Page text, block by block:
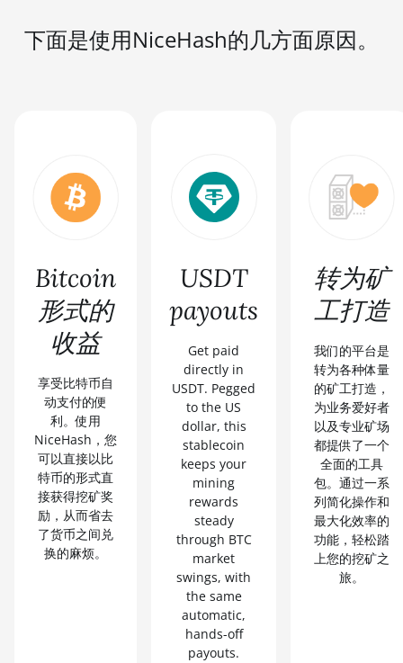
下面是使用NiceHash的几方面原因。
Bitcoin
形式的
收益
享受比特币自
动支付的便
利。使用
NiceHash，您
可以直接以比
特币的形式直
接获得挖矿奖
励，从而省去
了货币之间兑
换的麻烦。
USDT
payouts
Get paid
directly in
USDT. Pegged
to the US
dollar, this
stablecoin
keeps your
mining
rewards
steady
through BTC
market
swings, with
the same
automatic,
hands-off
payouts.
转为矿
工打造
我们的平台是
转为各种体量
的矿工打造，
为业务爱好者
以及专业矿场
都提供了一个
全面的工具
包。通过一系
列简化操作和
最大化效率的
功能，轻松踏
上您的挖矿之
旅。